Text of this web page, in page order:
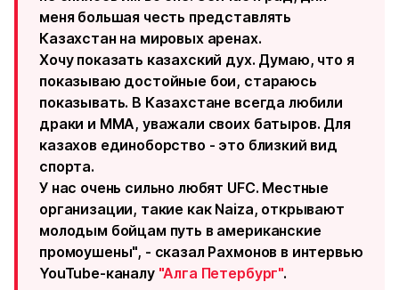
меня большая честь представлять
Казахстан на мировых аренах.
Хочу показать казахский дух. Думаю, что я
показываю достойные бои, стараюсь
показывать. В Казахстане всегда любили
драки и ММА, уважали своих батыров. Для
казахов единоборство - это близкий вид
спорта.
У нас очень сильно любят UFC. Местные
организации, такие как Naiza, открывают
молодым бойцам путь в американские
промоушены", - сказал Рахмонов в интервью
YouTube-каналу "Алга Петербург".